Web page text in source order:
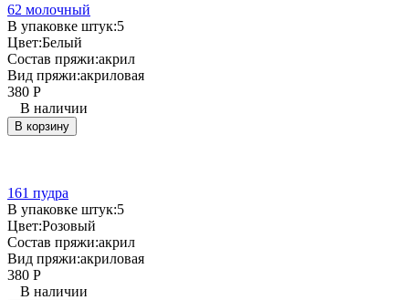
62 молочный
В упаковке штук:5
Цвет:Белый
Состав пряжи:акрил
Вид пряжи:акриловая
380 Р
В наличии
В корзину
161 пудра
В упаковке штук:5
Цвет:Розовый
Состав пряжи:акрил
Вид пряжи:акриловая
380 Р
В наличии